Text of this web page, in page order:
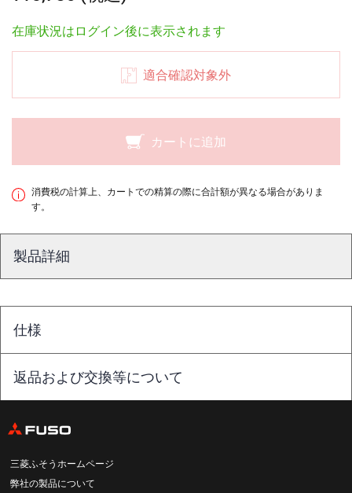
在庫状況はログイン後に表示されます
適合確認対象外
カートに追加
消費税の計算上、カートでの精算の際に合計額が異なる場合がありま
す。
製品詳細
仕様
返品および交換等について
三菱ふそうホームページ
弊社の製品について